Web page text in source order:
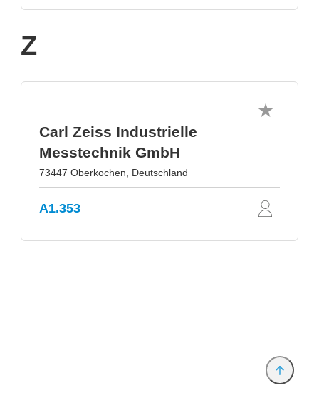
Z
Carl Zeiss Industrielle
Messtechnik GmbH
73447 Oberkochen, Deutschland
A1.353